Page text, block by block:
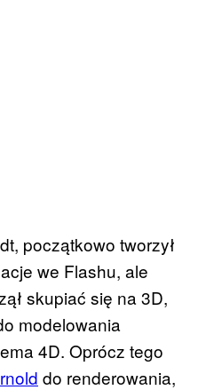
początkowo tworzył
we Flashu, ale
skupiać się na 3D,
modelowania
4D. Oprócz tego
do renderowania,